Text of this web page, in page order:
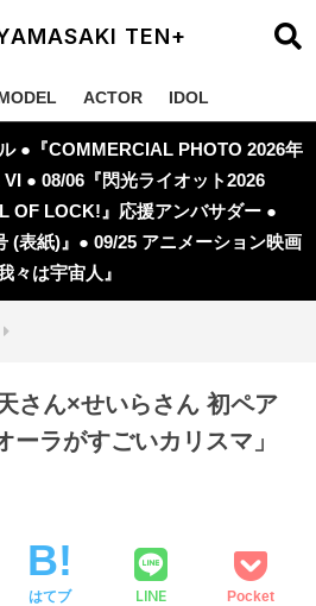
TEN+
ACTOR IDOL
●『COMMERCIAL PHOTO 2026年
● 08/06『閃光ライオット2026
OF LOCK!』応援アンバサダー ●
(表紙)』● 09/25 アニメーション映画
我々は宇宙人』
さん×せいらさん 初ペア
ーラがすごいカリスマ」
はてブ LINE Pocket